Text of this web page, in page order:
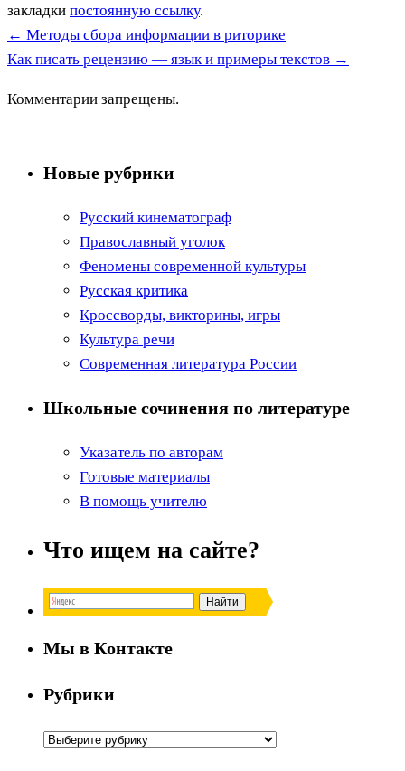
закладки постоянную ссылку.
← Методы сбора информации в риторике
Как писать рецензию — язык и примеры текстов →
Комментарии запрещены.
Новые рубрики
Русский кинематограф
Православный уголок
Феномены современной культуры
Русская критика
Кроссворды, викторины, игры
Культура речи
Современная литература России
Школьные сочинения по литературе
Указатель по авторам
Готовые материалы
В помощь учителю
Что ищем на сайте?
Мы в Контакте
Рубрики
Рубрики